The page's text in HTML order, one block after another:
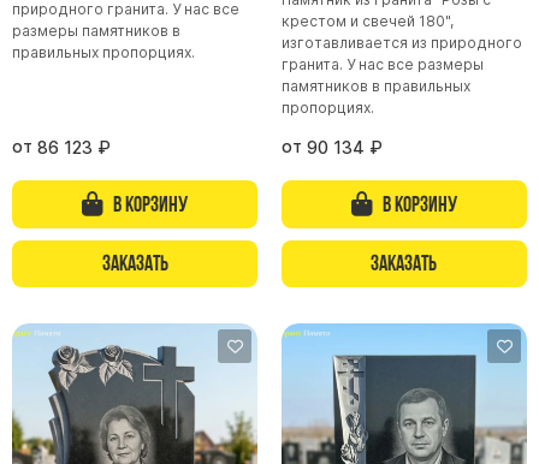
Памятники из гранита Возрождение
Памятники из гранита Гранатовый Амфиболит
Памятники из гранита Сюскюянсаари
Памятники из гранита Балтик Грин
Памятники из гранита Покостовский
Памятники из гранита Лезниковский
Памятники из гранита Мансуровский
Памятники из гранита Масловский
Памятники из гранита Токовский
Памятники из гранита Капустинский
Арочные памятники
Памятники Крест
природного гранита. У нас все
размеры памятников в
правильных пропорциях.
от 86 123 ₽
В корзину
Заказать
крестом и свечей 180",
изготавливается из природного
гранита. У нас все размеры
памятников в правильных
пропорциях.
от 90 134 ₽
В корзину
Заказать